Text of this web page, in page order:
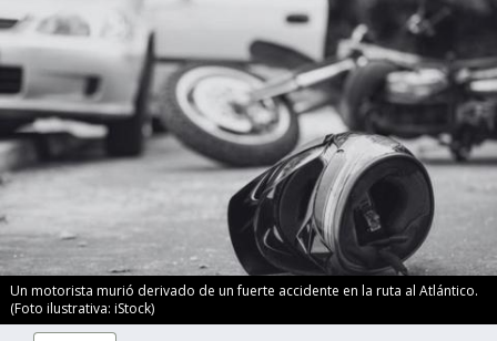
Un motorista murió derivado de un fuerte accidente en la ruta al Atlántico.
(Foto ilustrativa: iStock)